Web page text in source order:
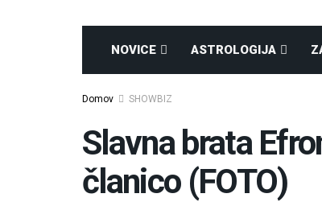
NOVICE ASTROLOGIJA
Domov SHOWBIZ
Slavna brata
članico (FOTO)